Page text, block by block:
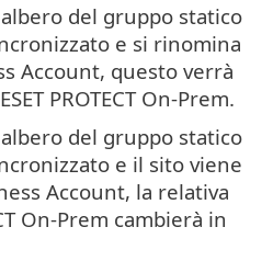
del gruppo statico
e si rinomina
Account, questo verrà
PROTECT On-Prem.
del gruppo statico
e il sito viene
Account, la relativa
On-Prem cambierà in